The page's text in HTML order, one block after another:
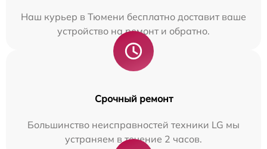
Наш курьер в Тюмени бесплатно доставит ваше
устройство на ремонт и обратно.
Срочный ремонт
Большинство неисправностей техники LG мы
устраняем в течение 2 часов.